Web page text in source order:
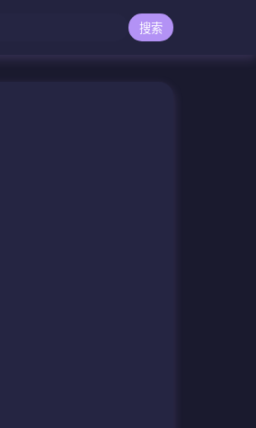
搜索